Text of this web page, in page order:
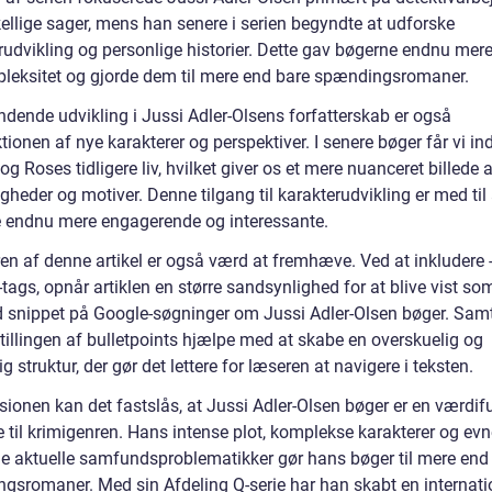
sager, mens han senere i serien begyndte at udforske
og personlige historier. Dette gav bøgerne endnu
og gjorde dem til mere end bare spændingsromaner.
udvikling i Jussi Adler-Olsens forfatterskab er også
af nye karakterer og perspektiver. I senere bøger får vi
Roses tidligere liv, hvilket giver os et mere nuanceret billede
og motiver. Denne tilgang til karakterudvikling er med til
endnu mere engagerende og interessante.
af denne artikel er også værd at fremhæve. Ved at inkludere
tags, opnår artiklen en større sandsynlighed for at blive vist
snippet på Google-søgninger om Jussi Adler-Olsen bøger.
af bulletpoints hjælpe med at skabe en overskuelig og
struktur, der gør det lettere for læseren at navigere i teksten.
kan det fastslås, at Jussi Adler-Olsen bøger er en
til krimigenren. Hans intense plot, komplekse karakterer og
aktuelle samfundsproblematikker gør hans bøger til mere end
Med sin Afdeling Q-serie har han skabt en